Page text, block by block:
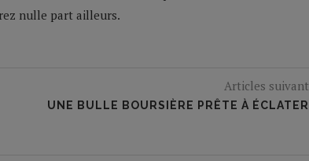
nulle part ailleurs.
Articles suivant
UNE BULLE BOURSIÈRE PRÊTE À ÉCLATER